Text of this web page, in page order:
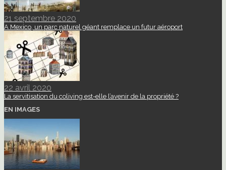
21 septembre 2020
A Mexico, un parc naturel géant remplace un futur aéroport
22 avril 2020
La servitisation du coliving est-elle l’avenir de la propriété ?
EN IMAGES